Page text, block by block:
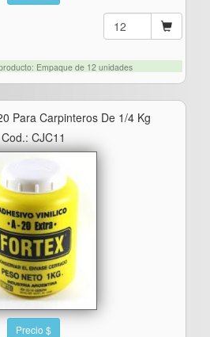
Empaque de 12 unidades
Para Carpinteros De 1/4 Kg
Cod.: CJC11
Precio $